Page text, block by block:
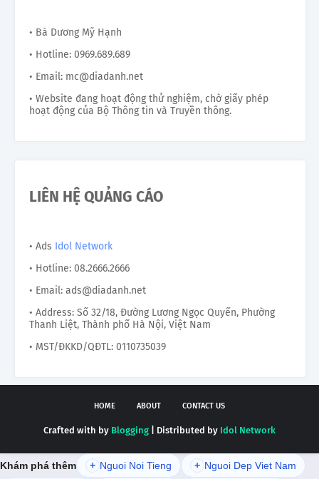
• Bà Dương Mỹ Hạnh
• Hotline: 0969.689.689
• Email: mc@diadanh.net
• Website đang hoạt động thử nghiệm, chờ giấy phép
hoạt động của Bộ Thông tin và Truyền thông.
LIÊN HỆ QUẢNG CÁO
• Ads Idol Network
• Hotline: 08.2666.2666
• Email: ads@diadanh.net
• Address: Số 32/18, Đường Lương Ngọc Quyến, Phường
Thanh Liệt, Thành phố Hà Nội, Việt Nam
• MST/ĐKKD/QĐTL: 0110735039
HOME ABOUT CONTACT US
Crafted with by Blogging | Distributed by Idol Network
Khám phá thêm + Nguoi Noi Tieng + Nguoi Dep Viet Nam